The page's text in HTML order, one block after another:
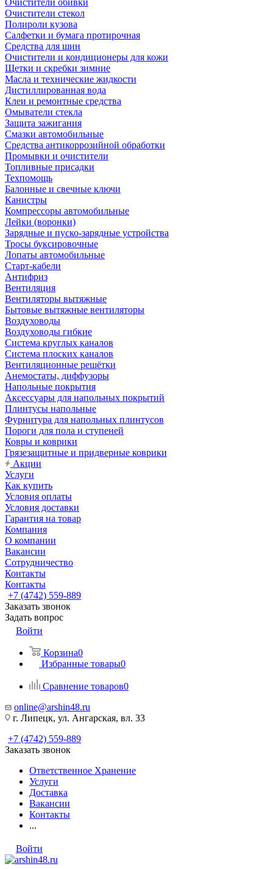
Очистители обивки
Очистители стекол
Полироли кузова
Салфетки и бумага протирочная
Средства для шин
Очистители и кондиционеры для кожи
Щетки и скребки зимние
Масла и технические жидкости
Дистиллированная вода
Клеи и ремонтные средства
Омыватели стекла
Защита зажигания
Смазки автомобильные
Средства антикоррозийной обработки
Промывки и очистители
Топливные присадки
Техпомощь
Балонные и свечные ключи
Канистры
Компрессоры автомобильные
Лейки (воронки)
Зарядные и пуско-зарядные устройства
Тросы буксировочные
Лопаты автомобильные
Старт-кабели
Антифриз
Вентиляция
Вентиляторы вытяжные
Бытовые вытяжные вентиляторы
Воздуховоды
Воздуховоды гибкие
Система круглых каналов
Система плоских каналов
Вентиляционные решётки
Анемостаты, диффузоры
Напольные покрытия
Аксессуары для напольных покрытий
Плинтусы напольные
Фурнитура для напольных плинтусов
Пороги для пола и ступеней
Ковры и коврики
Грязезащитные и придверные коврики
Акции
Услуги
Как купить
Условия оплаты
Условия доставки
Гарантия на товар
Компания
О компании
Вакансии
Сотрудничество
Контакты
Контакты
+7 (4742) 559-889
Заказать звонок
Задать вопрос
Войти
Корзина0
Избранные товары0
Сравнение товаров0
online@arshin48.ru
г. Липецк, ул. Ангарская, вл. 33
+7 (4742) 559-889
Заказать звонок
Ответственное Хранение
Услуги
Доставка
Вакансии
Контакты
...
Войти